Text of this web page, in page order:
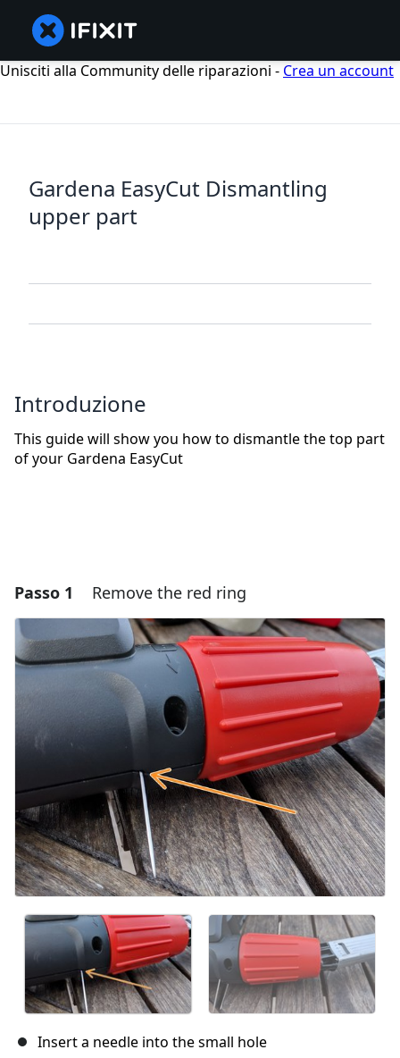
Unisciti alla Community delle riparazioni - Crea un account
Gardena EasyCut Dismantling
upper part
Introduzione
This guide will show you how to dismantle the top part
of your Gardena EasyCut
Passo 1 Remove the red ring
Insert a needle into the small hole